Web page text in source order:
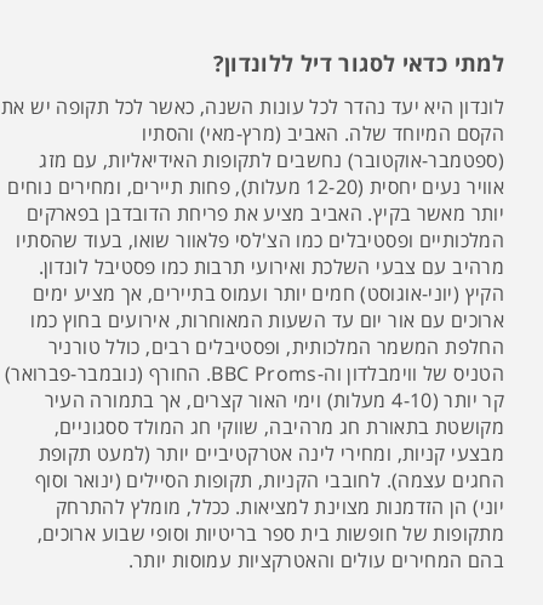
למתי כדאי לסגור דיל ללונדון?
לונדון היא יעד נהדר לכל עונות השנה, כאשר לכל תקופה יש את
הקסם המיוחד שלה. האביב (מרץ-מאי) והסתיו
(ספטמבר-אוקטובר) נחשבים לתקופות האידיאליות, עם מזג
אוויר נעים יחסית (12-20 מעלות), פחות תיירים, ומחירים נוחים
יותר מאשר בקיץ. האביב מציע את פריחת הדובדבן בפארקים
המלכותיים ופסטיבלים כמו הצ'לסי פלאוור שואו, בעוד שהסתיו
מרהיב עם צבעי השלכת ואירועי תרבות כמו פסטיבל לונדון.
הקיץ (יוני-אוגוסט) חמים יותר ועמוס בתיירים, אך מציע ימים
ארוכים עם אור יום עד השעות המאוחרות, אירועים בחוץ כמו
החלפת המשמר המלכותית, ופסטיבלים רבים, כולל טורניר
הטניס של ווימבלדון וה-BBC Proms. החורף (נובמבר-פברואר)
קר יותר (4-10 מעלות) וימי האור קצרים, אך בתמורה העיר
מקושטת בתאורת חג מרהיבה, שווקי חג המולד ססגוניים,
מבצעי קניות, ומחירי לינה אטרקטיביים יותר (למעט תקופת
החגים עצמה). לחובבי הקניות, תקופות הסיילים (ינואר וסוף
יוני) הן הזדמנות מצוינת למציאות. ככלל, מומלץ להתרחק
מתקופות של חופשות בית ספר בריטיות וסופי שבוע ארוכים,
בהם המחירים עולים והאטרקציות עמוסות יותר.